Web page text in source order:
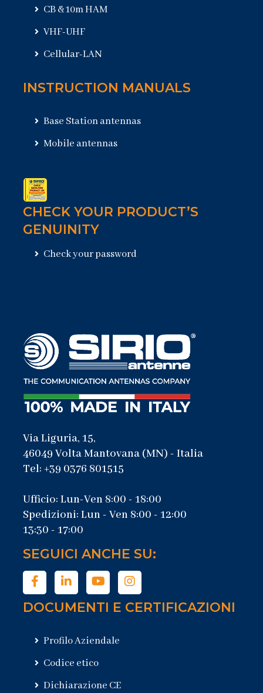
CB & 10m HAM
VHF-UHF
Cellular-LAN
INSTRUCTION MANUALS
Base Station antennas
Mobile antennas
CHECK YOUR PRODUCT’S
GENUINITY
Check your password
Via Liguria, 15,
46049 Volta Mantovana (MN) - Italia
Tel: +39 0376 801515
Ufficio: Lun-Ven 8:00 - 18:00
Spedizioni: Lun - Ven 8:00 - 12:00
13:30 - 17:00
SEGUICI ANCHE SU:
DOCUMENTI E CERTIFICAZIONI
Profilo Aziendale
Codice etico
Dichiarazione CE